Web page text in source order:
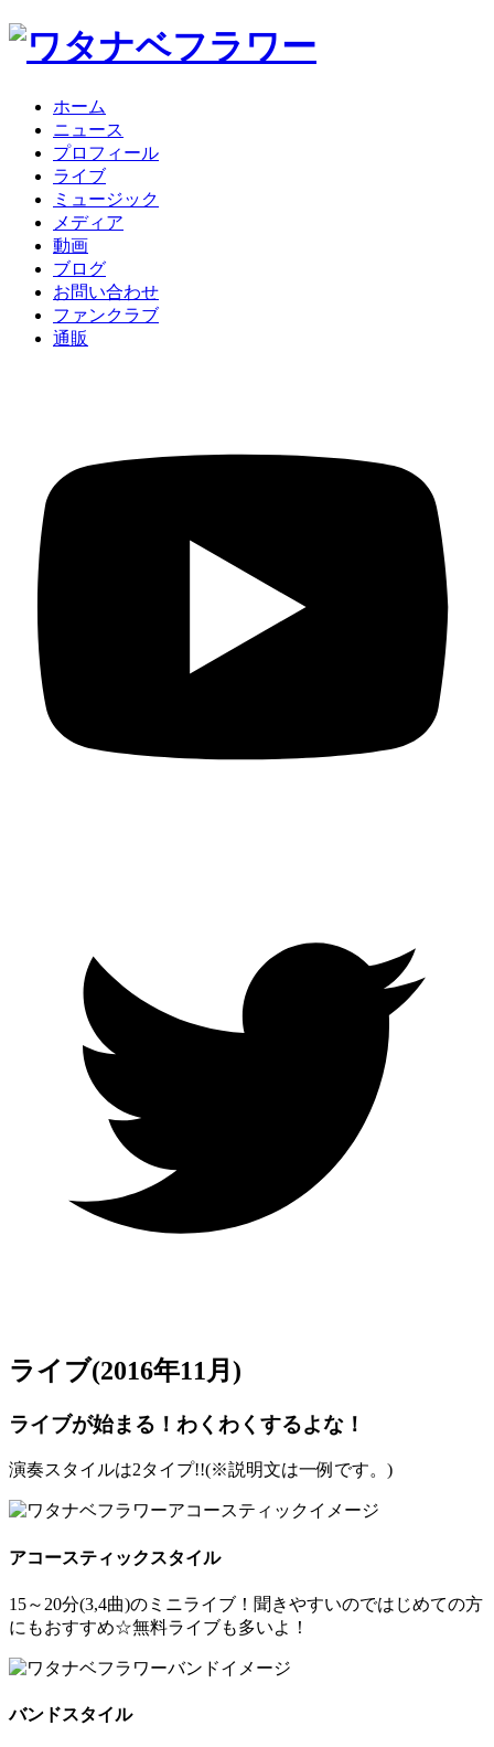
ホーム
ニュース
プロフィール
ライブ
ミュージック
メディア
動画
ブログ
お問い合わせ
ファンクラブ
通販
ライブ(2016年11月)
ライブが始まる！わくわくするよな！
演奏スタイルは2タイプ!!(※説明文は一例です。)
アコースティックスタイル
15～20分(3,4曲)のミニライブ！聞きやすいのではじめての方
にもおすすめ☆無料ライブも多いよ！
バンドスタイル